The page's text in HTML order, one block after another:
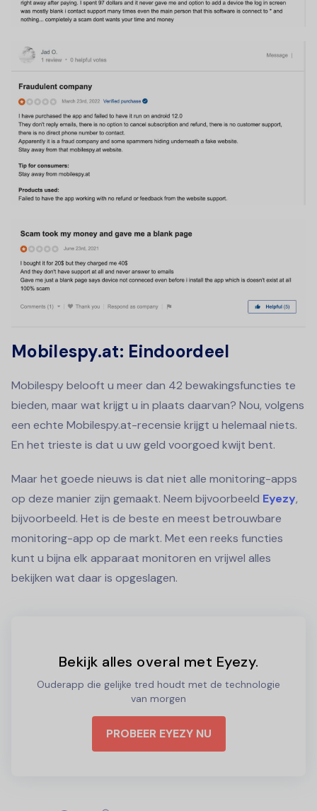
Mobilespy.at: Eindoordeel
Mobilespy belooft u meer dan 42 bewakingsfuncties te
bieden, maar wat krijgt u in plaats daarvan? Nou, volgens
een echte Mobilespy.at-recensie krijgt u helemaal niets.
En het trieste is dat u uw geld voorgoed kwijt bent.
Maar het goede nieuws is dat niet alle monitoring-apps
op deze manier zijn gemaakt. Neem bijvoorbeeld Eyezy,
bijvoorbeeld. Het is de beste en meest betrouwbare
monitoring-app op de markt. Met een reeks functies
kunt u bijna elk apparaat monitoren en vrijwel alles
bekijken wat daar is opgeslagen.
Bekijk alles overal met Eyezy.
Ouderapp die gelijke tred houdt met de technologie
van morgen
PROBEER EYEZY NU